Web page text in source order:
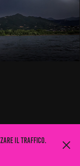
il traffico.